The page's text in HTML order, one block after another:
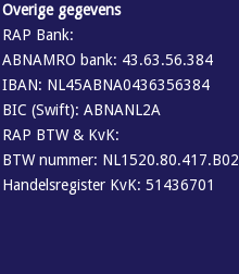
Overige gegevens
RAP Bank:
ABNAMRO bank: 43.63.56.384
IBAN: NL45ABNA0436356384
BIC (Swift): ABNANL2A
RAP BTW & KvK:
BTW nummer: NL1520.80.417.B02
Handelsregister KvK: 51436701